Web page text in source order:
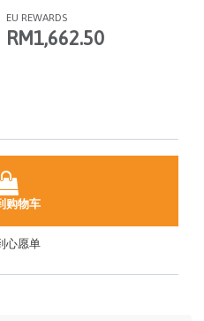
EU REWARDS
RM1,662.50
购物车
心愿单